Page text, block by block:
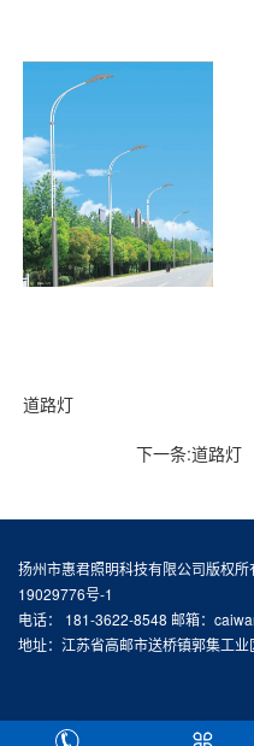
道路灯
下一条:道路灯
扬州市惠君照明科技有限公司版权所
19029776号-1
电话： 181-3622-8548 邮箱：
地址：江苏省高邮市送桥镇郭集工业